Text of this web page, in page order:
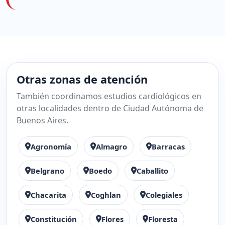
Otras zonas de atención
También coordinamos estudios cardiológicos en
otras localidades dentro de Ciudad Autónoma de
Buenos Aires.
Agronomía Almagro Barracas
Belgrano Boedo Caballito
Chacarita Coghlan Colegiales
Constitución Flores Floresta